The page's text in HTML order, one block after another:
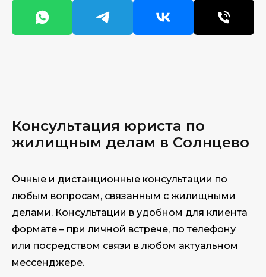
Консультация юриста по
жилищным делам в Солнцево
Очные и дистанционные консультации по
любым вопросам, связанным с жилищными
делами. Консультации в удобном для клиента
формате – при личной встрече, по телефону
или посредством связи в любом актуальном
мессенджере.